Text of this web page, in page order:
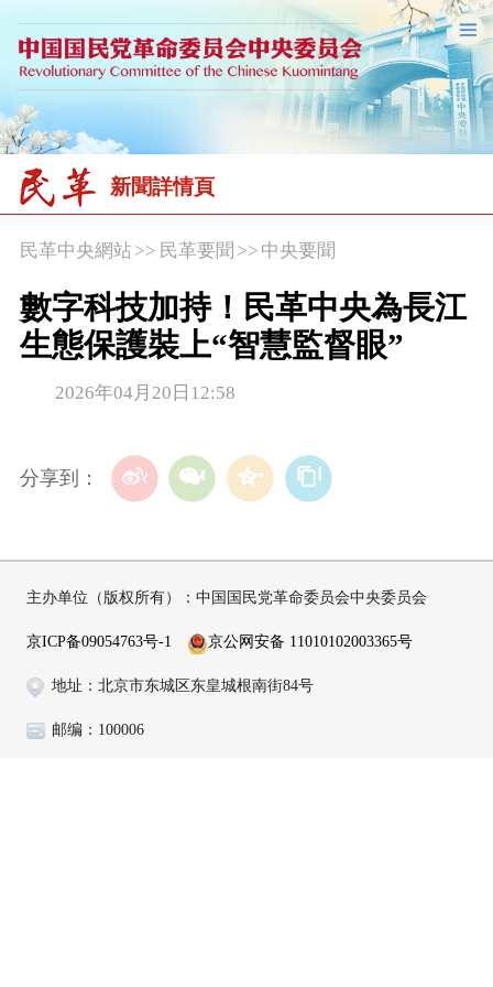
新聞詳情頁
民革中央網站>> 民革要聞 >> 中央要聞
數字科技加持！民革中央為長江
生態保護裝上“智慧監督眼”
2026年04月20日12:58
分享到：
主办单位（版权所有）：中国国民党革命委员会中央委员会
京ICP备09054763号-1 京公网安备 11010102003365号
地址：北京市东城区东皇城根南街84号
邮编：100006